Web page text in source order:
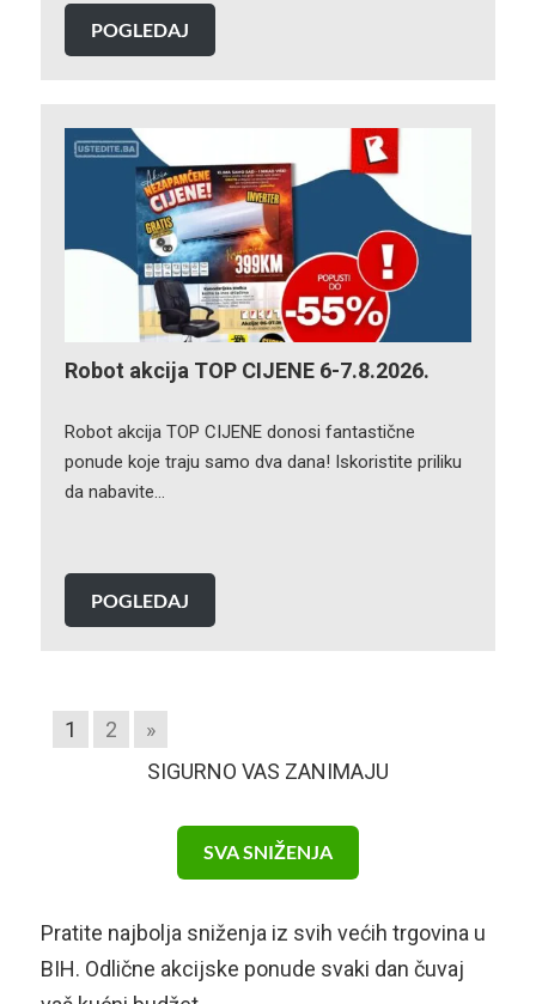
POGLEDAJ
Robot akcija TOP CIJENE 6-7.8.2026.
Robot akcija TOP CIJENE donosi fantastične
ponude koje traju samo dva dana! Iskoristite priliku
da nabavite…
POGLEDAJ
1 2
»
SIGURNO VAS ZANIMAJU
SVA SNIŽENJA
Pratite najbolja sniženja iz svih većih trgovina u
BIH. Odlične akcijske ponude svaki dan čuvaj